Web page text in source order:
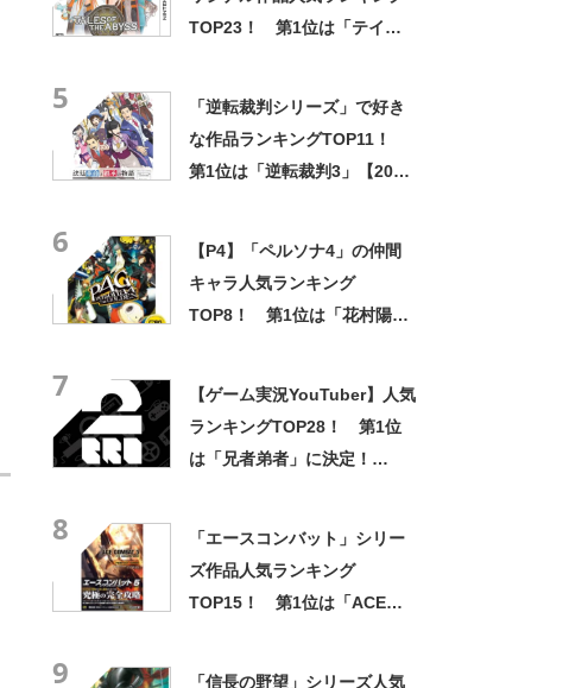
TOP23！ 第1位は「テイル
5
「逆転裁判シリーズ」で好き
な作品ランキングTOP11！
第1位は「逆転裁判3」【2024
6
【P4】「ペルソナ4」の仲間
キャラ人気ランキング
TOP8！ 第1位は「花村陽
7
【ゲーム実況YouTuber】人気
ランキングTOP28！ 第1位
は「兄者弟者」に決定！
8
「エースコンバット」シリー
ズ作品人気ランキング
TOP15！ 第1位は「ACE
9
「信長の野望」シリーズ人気